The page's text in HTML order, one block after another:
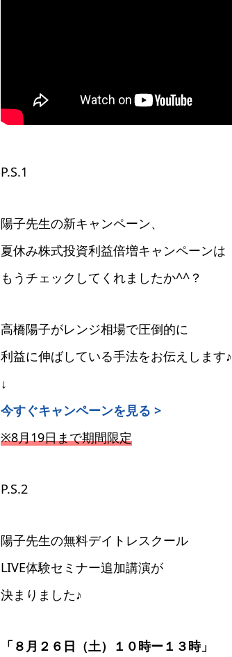
P.S.1
陽子先生の新キャンペーン、
夏休み株式投資利益倍増キャンペーンは
もうチェックしてくれましたか^^？
高橋陽子がレンジ相場で圧倒的に
利益に伸ばしている手法をお伝えします♪
↓
今すぐキャンペーンを見る >
※8月19日まで期間限定
P.S.2
陽子先生の無料デイトレスクール
LIVE体験セミナー追加講演が
決まりました♪
「８月２６日（土）１０時ー１３時」